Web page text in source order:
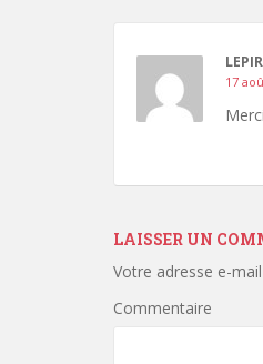
17
LAISSER UN
Votre adresse e-
Commentaire